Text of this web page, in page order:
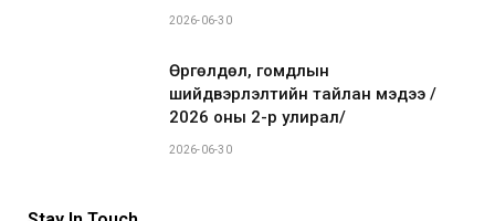
2026-06-30
Өргөлдөл, гомдлын
шийдвэрлэлтийн тайлан мэдээ /
2026 оны 2-р улирал/
2026-06-30